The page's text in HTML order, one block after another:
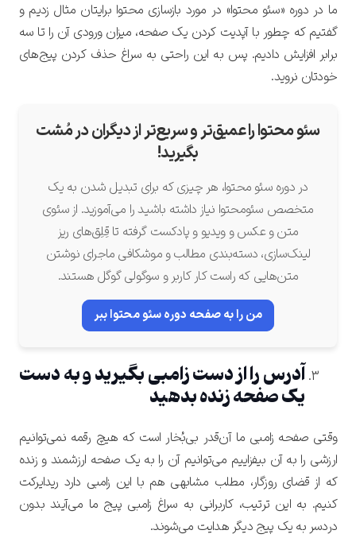
ما در دوره «سئو محتوا» در مورد بازسازی محتوا برایتان مثال زدیم و
گفتیم که چطور با آپدیت کردن یک صفحه، میزان ورودی آن را تا سه
برابر افزایش دادیم. پس به این راحتی به سراغ حذف کردن پیج‌های
خودتان نروید.
سئو محتوا را عمیق‌تر و سریع‌تر از دیگران در مُشت
بگیرید!
در دوره سئو محتوا، هر چیزی که برای تبدیل شدن به یک
متخصص سئومحتوا نیاز داشته باشید را می‌آموزید. از سئوی
متن و عکس و ویدیو و پادکست گرفته تا قِلِق‌های ریز
لینک‌سازی، دسته‌بندی مطالب و موشکافی ماجرای نوشتن
متن‌هایی که راست کار کاربر و سوگولی گوگل هستند.
من را به صفحه دوره سئو محتوا ببر
آدرس را از دست زامبی بگیرید و به دست
یک صفحه زنده بدهید
وقتی صفحه زامبی ما آن‌قدر بی‌بُخار است که هیچ رقمه نمی‌توانیم
ارزشی را به آن بیفزاییم می‌توانیم آن را به یک صفحه ارزشمند و زنده
که از قضای روزگار، مطلب مشابهی هم با این زامبی دارد ریدایرکت
کنیم. به این ترتیب، کاربرانی به سراغ زامبی پیج ما می‌آیند بدون
دردسر به یک پیج دیگر هدایت می‌شوند.